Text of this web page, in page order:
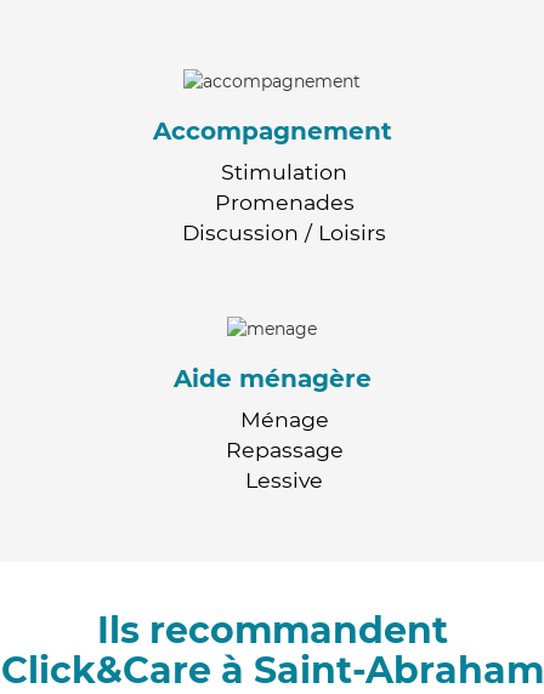
Accompagnement
Stimulation
Promenades
Discussion / Loisirs
Aide ménagère
Ménage
Repassage
Lessive
Ils recommandent
Click&Care à Saint-Abraham